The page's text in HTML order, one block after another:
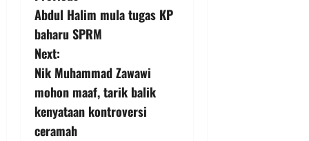
Abdul Halim mula tugas KP
baharu SPRM
Next:
Nik Muhammad Zawawi
mohon maaf, tarik balik
kenyataan kontroversi
ceramah